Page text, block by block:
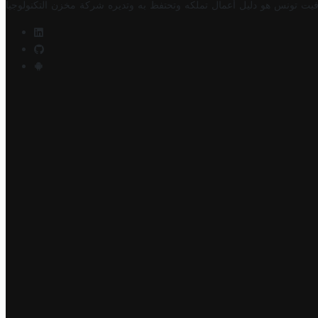
تونس هو دليل أعمال تملكه وتحتفظ به وتديره شركة مخزن التكنولوجيا